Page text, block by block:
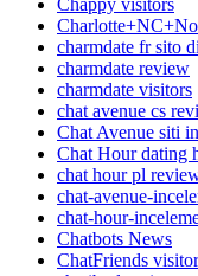
Chappy visitors
charmdate fr sito
charmdate review
charmdate visitors
chat avenue cs
Chat Avenue siti
Chat Hour dating
chat hour pl
chat-avenue-
chat-hour-
Chatbots News
ChatFriends